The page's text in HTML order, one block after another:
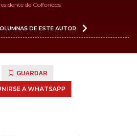
de Colfondos
DE ESTE AUTOR
GUARDAR
A WHATSAPP